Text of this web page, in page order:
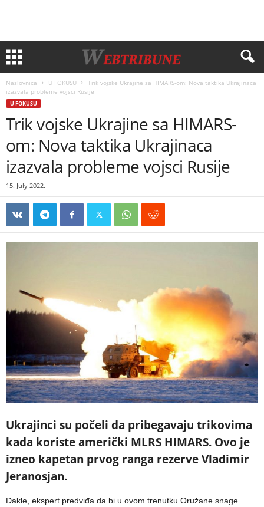
Naslovnica U FOKUSU
Trik vojske Ukrajine sa HIMARS-om: Nova taktika Ukrajinaca
izazvala probleme vojsci Rusije
U FOKUSU
Trik vojske Ukrajine sa HIMARS-
om: Nova taktika Ukrajinaca
izazvala probleme vojsci Rusije
15. July 2022.
Ukrajinci su počeli da pribegavaju trikovima
kada koriste američki MLRS HIMARS. Ovo je
izneo kapetan prvog ranga rezerve Vladimir
Jeranosjan.
Dakle, ekspert predviđa da bi u ovom trenutku Oružane snage